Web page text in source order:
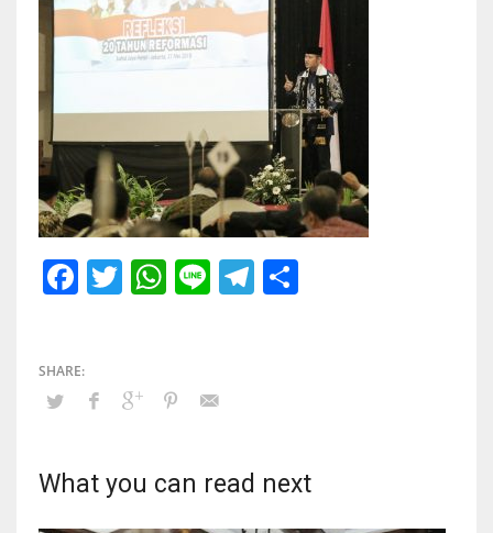
Facebook
Twitter
WhatsApp
LineTelegram
What you can read next